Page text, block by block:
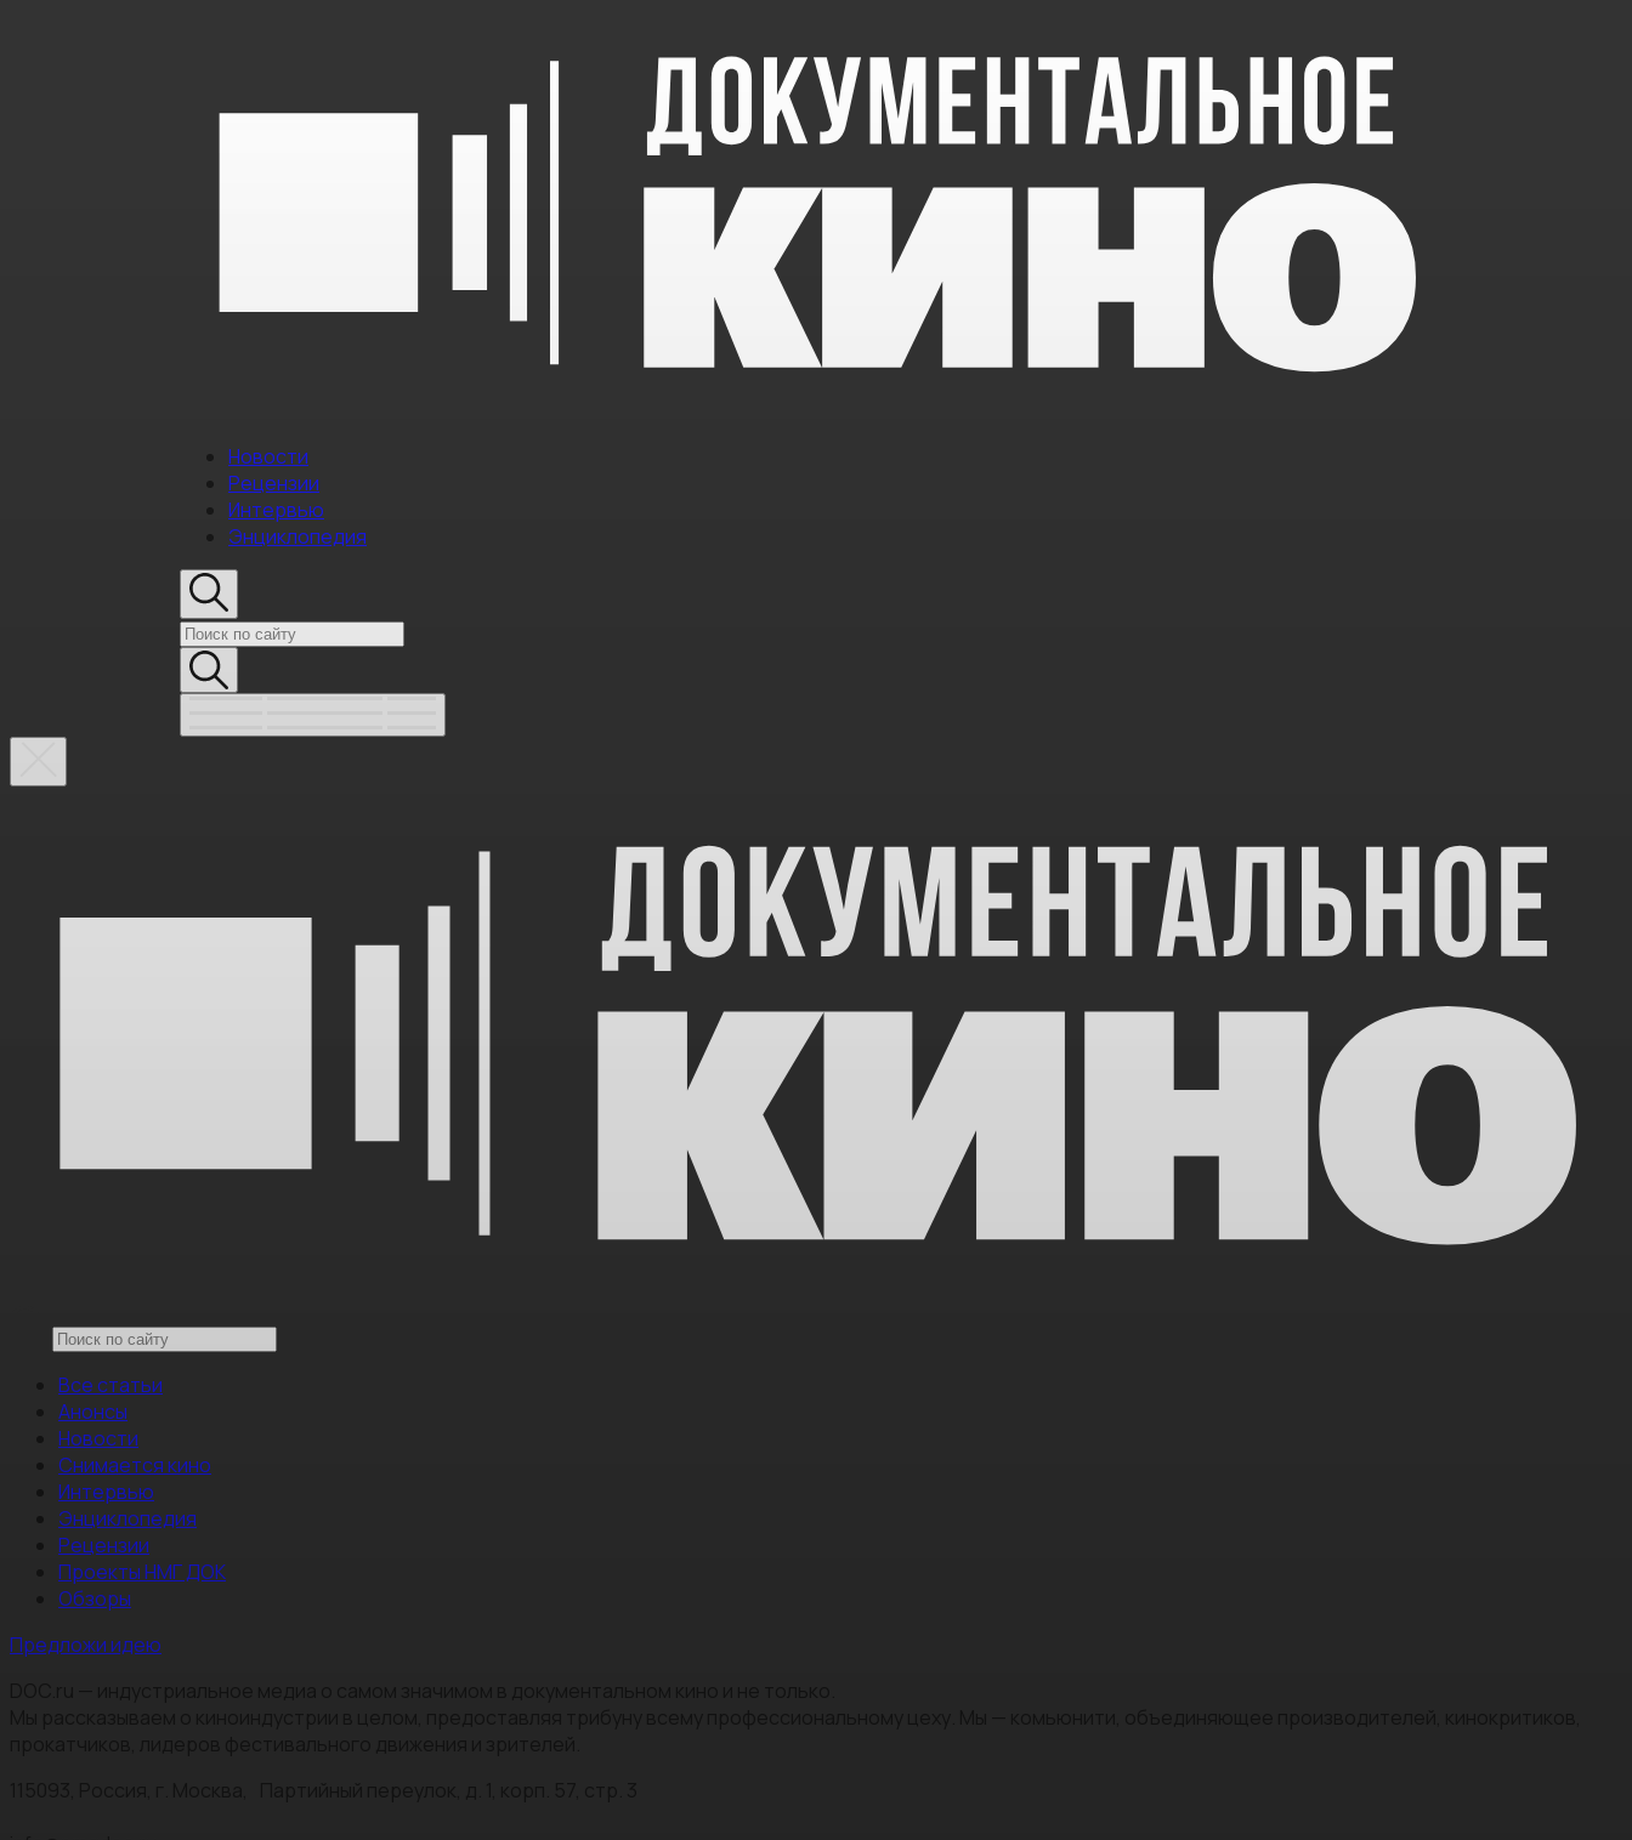
Новости
Рецензии
Интервью
Энциклопедия
Все статьи
Анонсы
Новости
Снимается кино
Интервью
Энциклопедия
Рецензии
Проекты НМГ ДОК
Обзоры
Предложи идею